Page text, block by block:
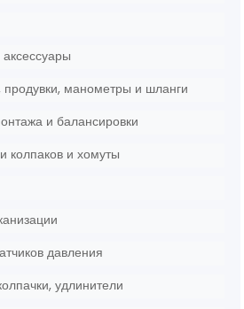
продувки, манометры и шланги
и балансировки
колпаков и хомуты
давления
удлинители